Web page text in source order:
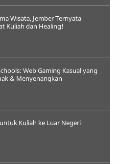
Wisata, Jember Ternyata
Kuliah dan Healing!
Web Gaming Kasual yang
& Menyenangkan
Kuliah ke Luar Negeri